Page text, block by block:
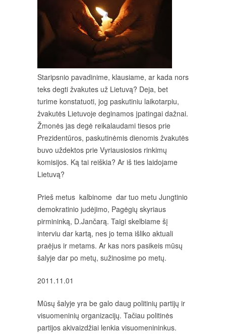
Staripsnio pavadinime, klausiame, ar kada nors
teks degti žvakutes už Lietuvą? Deja, bet
turime konstatuoti, jog paskutiniu laikotarpiu,
žvakutės Lietuvoje deginamos įpatingai dažnai.
Žmonės jas degė reikalaudami tiesos prie
Prezidentūros, paskutinėmis dienomis žvakutės
buvo uždektos prie Vyriausiosios rinkimų
komisijos. Ką tai reiškia? Ar iš ties laidojame
Lietuvą?
Prieš metus kalbinome dar tuo metu Jungtinio
demokratinio judėjimo, Pagėgių skyriaus
pirmininką, D.Jančarą. Taigi skelbiame šį
interviu dar kartą, nes jo tema išliko aktuali
praėjus ir metams. Ar kas nors pasikeis mūsų
šalyje dar po metų, sužinosime po metų.
2011.11.01
Mūsų šalyje yra be galo daug politinių partijų ir
visuomeninių organizacijų. Tačiau politinės
partijos akivaizdžiai lenkia visuomenininkus.